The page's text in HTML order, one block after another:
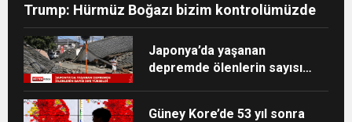
Trump: Hürmüz Boğazı bizim kontrolümüzde
Japonya’da yaşanan
depremde ölenlerin sayısı
Güney Kore’de 53 yıl sonra